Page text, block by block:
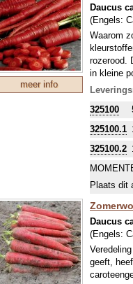
meer info
Daucus
(Engels:
Waarom
rozerood.
in kleine
325100
325100.1
325100.2
Plaats dit
Daucus
(Engels:
geeft,